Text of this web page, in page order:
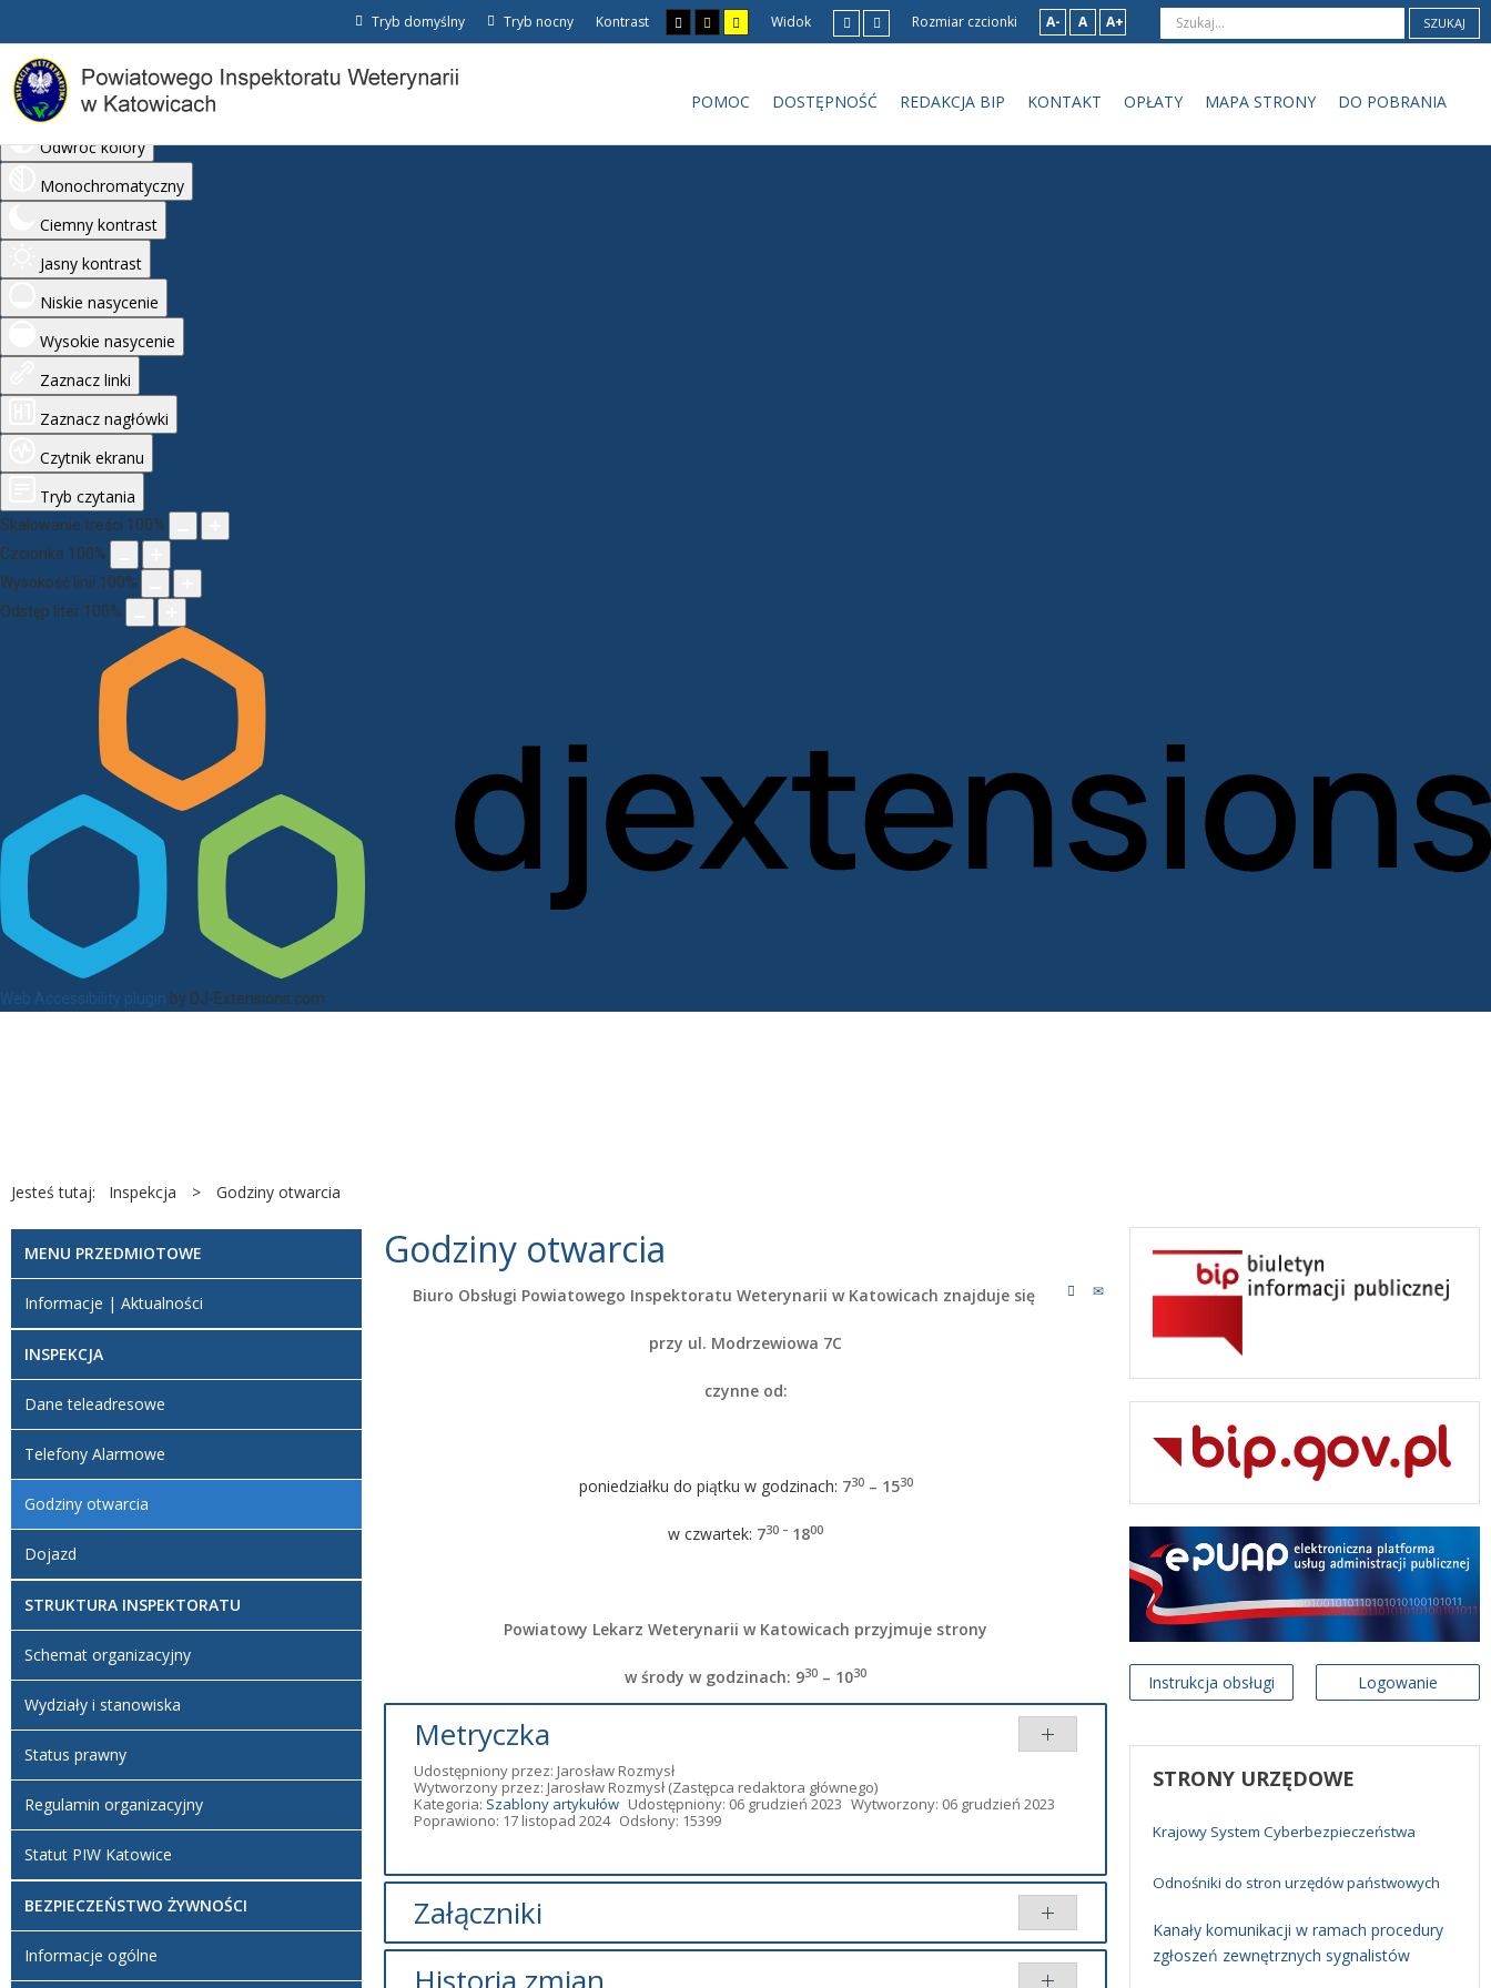
Ułatwienia dostępu
Odwróć kolory
Monochromatyczny
Ciemny kontrast
Jasny kontrast
Niskie nasycenie
Wysokie nasycenie
Zaznacz linki
Zaznacz nagłówki
Czytnik ekranu
Tryb czytania
Skalowanie treści 100%
Czcionka 100%
Wysokość linii 100%
Odstęp liter 100%
Web Accessibility plugin by DJ-Extensions.com
Tryb domyślny Tryb nocny Kontrast Widok Rozmiar czcionki A- A A+ SZUKAJ
POMOC DOSTĘPNOŚĆ REDAKCJA BIP KONTAKT OPŁATY MAPA STRONY DO POBRANIA
Jesteś tutaj: Inspekcja > Godziny otwarcia
Godziny otwarcia
Biuro Obsługi Powiatowego Inspektoratu Weterynarii w Katowicach znajduje się
przy ul. Modrzewiowa 7C
czynne od:
poniedziałku do piątku w godzinach: 730– 1530
w czwartek: 730 – 1800
Powiatowy Lekarz Weterynarii w Katowicach przyjmuje strony
w środy w godzinach: 930 – 1030
Metryczka
Udostępniony przez: Jarosław Rozmysł
Wytworzony przez: Jarosław Rozmysł(Zastępca redaktora głównego)
Kategoria: Szablony artykułów Udostępniony: 06 grudzień 2023 Wytworzony: 06 grudzień 2023
Poprawiono: 17 listopad 2024 Odsłony: 15399
Załączniki
Brak załączników.
MENU PRZEDMIOTOWE
Informacje | Aktualności
INSPEKCJA
Dane teleadresowe
Telefony Alarmowe
Godziny otwarcia
Dojazd
STRUKTURA INSPEKTORATU
Schemat organizacyjny
Wydziały i stanowiska
Status prawny
Regulamin organizacyjny
Statut PIW Katowice
BEZPIECZEŃSTWO ŻYWNOŚCI
Informacje ogólne
Instrukcja obsługi Logowanie
STRONY URZĘDOWE
Krajowy System Cyberbezpieczeństwa
Odnośniki do stron urzędów państwowych
Kanały komunikacji w ramach procedury
zgłoszeń zewnętrznych sygnalistów